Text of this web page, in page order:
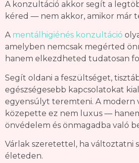
A konzultáció akkor segít a
kéred — nem akkor, amikor már
A mentálhigiénés konzultáció
amelyben nemcsak megérted
hanem elkezdheted tudatosan
Segít oldani a feszültséget,
egészségesebb kapcsolatokat
egyensúlyt teremteni. A modern
közepette ez nem luxus —
önvédelem és önmagadba való
Várlak szeretettel, ha változtatni
életeden.